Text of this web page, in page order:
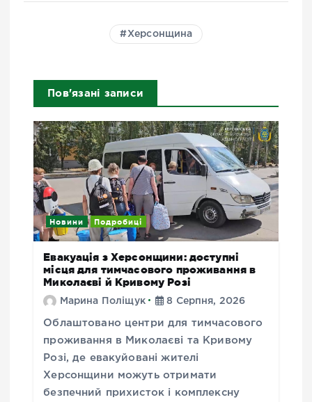
Херсонщина
Пов'язані записи
Новини Подробиці
Евакуація з Херсонщини: доступні
місця для тимчасового проживання в
Миколаєві й Кривому Розі
Марина Поліщук 8 Серпня, 2026
Облаштовано центри для тимчасового
проживання в Миколаєві та Кривому
Розі, де евакуйовані жителі
Херсонщини можуть отримати
безпечний прихисток і комплексну